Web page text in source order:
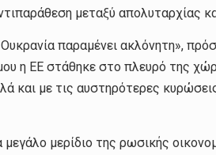
μεταξύ απολυταρχίας
παραμένει ακλόνητη»,
η ΕΕ στάθηκε στο πλευρό της
και με τις αυστηρότερες
μερίδιο της ρωσικής